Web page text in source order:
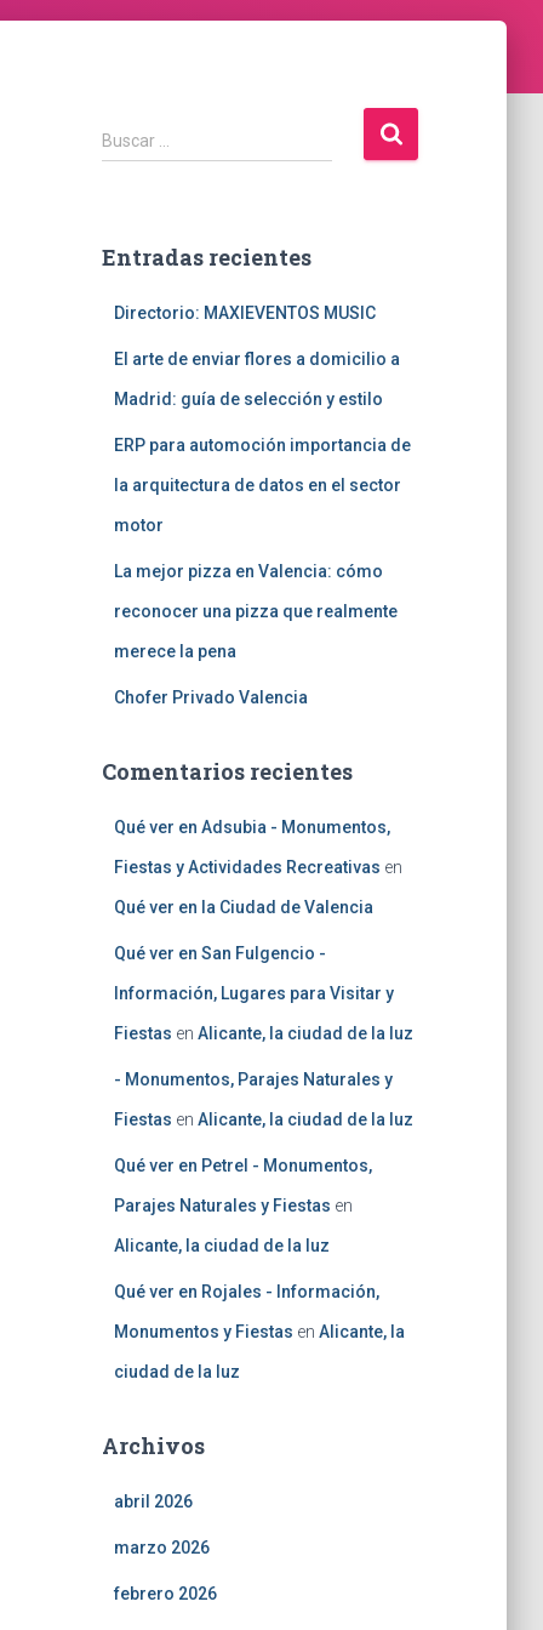
B
u
r
Buscar …
Entradas recientes
Directorio: MAXIEVENTOS MUSIC
El arte de enviar flores a domicilio a
Madrid: guía de selección y estilo
ERP para automoción importancia de
la arquitectura de datos en el sector
motor
La mejor pizza en Valencia: cómo
reconocer una pizza que realmente
merece la pena
Chofer Privado Valencia
Comentarios recientes
Qué ver en Adsubia - Monumentos,
Fiestas y Actividades Recreativas en
Qué ver en la Ciudad de Valencia
Qué ver en San Fulgencio -
Información, Lugares para Visitar y
Fiestas en Alicante, la ciudad de la luz
- Monumentos, Parajes Naturales y
Fiestas en Alicante, la ciudad de la luz
Qué ver en Petrel - Monumentos,
Parajes Naturales y Fiestas en
Alicante, la ciudad de la luz
Qué ver en Rojales - Información,
Monumentos y Fiestas en Alicante, la
ciudad de la luz
Archivos
abril 2026
marzo 2026
febrero 2026